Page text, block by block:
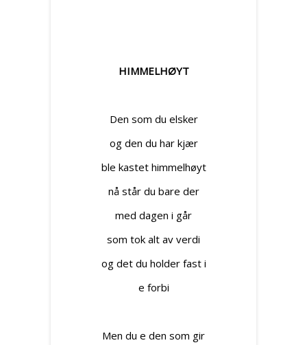
HIMMELHØYT
Den som du elsker
og den du har kjær
ble kastet himmelhøyt
nå står du bare der
med dagen i går
som tok alt av verdi
og det du holder fast i
e forbi
Men du e den som gir